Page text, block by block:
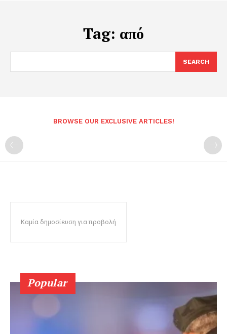
Tag: από
SEARCH
BROWSE OUR EXCLUSIVE ARTICLES!
Καμία δημοσίευση για προβολή
Popular